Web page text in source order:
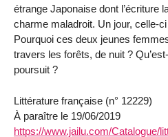
étrange Japonaise dont l’écriture
charme maladroit. Un jour, celle-
Pourquoi ces deux jeunes
travers les forêts, de nuit ?
poursuit ?
Littérature française (n° 12229)
À paraître le 19/06/2019
https://www.jailu.com/Catalogue/